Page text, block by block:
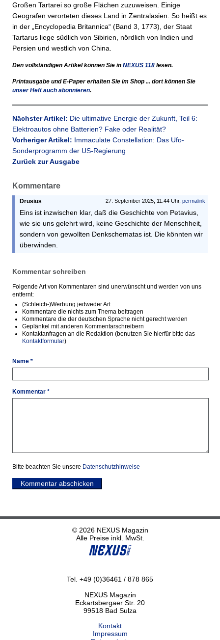
Großen Tartarei so große Flächen zuzuweisen. Einige
Geografen verorteten dieses Land in Zentralasien. So heißt es
in der „Encyclopedia Britannica“ (Band 3, 1773), der Staat
Tartarus liege südlich von Sibirien, nördlich von Indien und
Persien und westlich von China.
Den vollständigen Artikel können Sie in NEXUS 118 lesen.
Printausgabe und E-Paper erhalten Sie im Shop ... dort können Sie
unser Heft auch abonnieren.
Nächster Artikel: Die ultimative Energie der Zukunft, Teil 6:
Elektroautos ohne Batterien? Fake oder Realität?
Vorheriger Artikel: Immaculate Constellation: Das Ufo-
Sonderprogramm der US-Regierung
Zurück zur Ausgabe
Kommentare
27. September 2025, 11:44 Uhr, permalink
Drusius
Eins ist inzwischen klar, daß die Geschichte von Petavius,
wie sie uns gelehrt wird, keine Geschichte der Menschheit,
sondern von gewollten Denkschematas ist. Die könnten wir
überwinden.
Kommentar schreiben
Folgende Art von Kommentaren sind unerwünscht und werden von uns
entfernt:
(Schleich-)Werbung jedweder Art
Kommentare die nichts zum Thema beitragen
Kommentare die der deutschen Sprache nicht gerecht werden
Geplänkel mit anderen Kommentarschreibern
Kontaktanfragen an die Redaktion (benutzen Sie hierfür bitte das
Kontaktformular)
Name *
Kommentar *
Bitte beachten Sie unsere Datenschutzhinweise
Kommentar abschicken
© 2026 NEXUS Magazin
Alle Preise inkl. MwSt.
Tel. +49 (0)36461 / 878 865
NEXUS Magazin
Eckartsbergaer Str. 20
99518 Bad Sulza
Kontakt
Impressum